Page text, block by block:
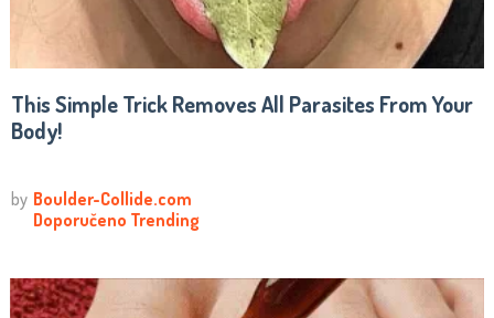
This Simple Trick Removes All Parasites From Your
Body!